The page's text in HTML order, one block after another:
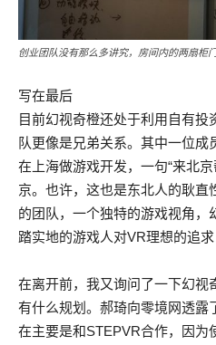
创业团队没有那么多讲究，房间内的两扇柜
写在最后
目前幻视奇橙还处于利用自有投
队更像是兄弟关系。其中一位
在上海做游戏开发，一句“来北
京。也许，这也是东北人的耿直
的团队，一个独特的游戏视角，
踏实地的游戏人对VR理想的追求
在离开前，我又询问了一下幻视
有什么规划。郝琦向零境网透露
在主要是和STEPVR合作，因为